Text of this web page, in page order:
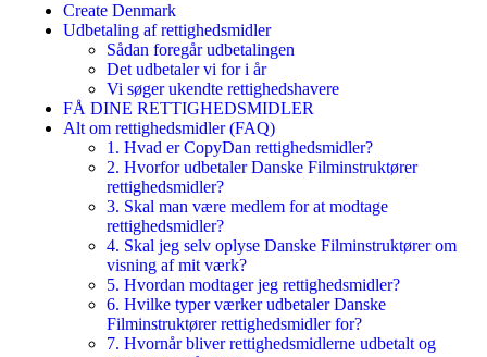
Create Denmark
Udbetaling af rettighedsmidler
Sådan foregår udbetalingen
Det udbetaler vi for i år
Vi søger ukendte rettighedshavere
FÅ DINE RETTIGHEDSMIDLER
Alt om rettighedsmidler (FAQ)
1. Hvad er CopyDan rettighedsmidler?
2. Hvorfor udbetaler Danske Filminstruktører
rettighedsmidler?
3. Skal man være medlem for at modtage
rettighedsmidler?
4. Skal jeg selv oplyse Danske Filminstruktører om
visning af mit værk?
5. Hvordan modtager jeg rettighedsmidler?
6. Hvilke typer værker udbetaler Danske
Filminstruktører rettighedsmidler for?
7. Hvornår bliver rettighedsmidlerne udbetalt og